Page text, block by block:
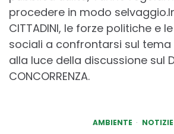
procedere in modo
CITTADINI, le forze politiche e
sociali a confrontarsi sul
alla luce della discussione sul
CONCORRENZA.
AMBIENTE NOTIZIE